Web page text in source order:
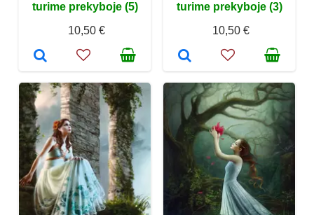
turime prekyboje (5)
10,50 €
turime prekyboje (3)
10,50 €